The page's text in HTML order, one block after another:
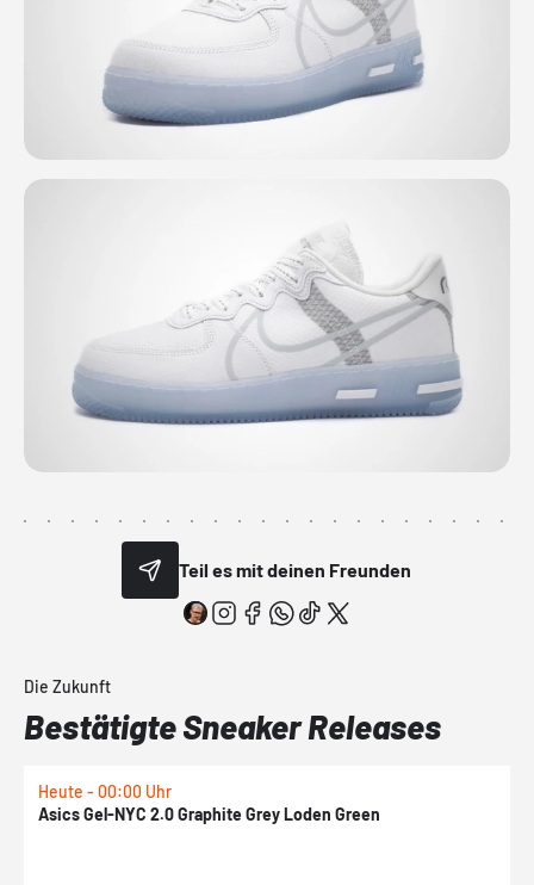
Teil es mit deinen Freunden
Die Zukunft
Bestätigte Sneaker Releases
Heute - 00:00 Uhr
Asics Gel-NYC 2.0 Graphite Grey Loden Green